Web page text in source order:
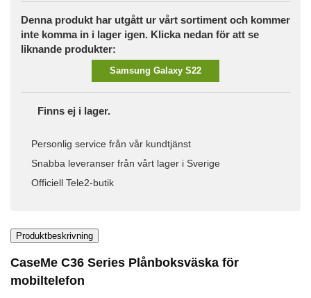
Denna produkt har utgått ur vårt sortiment och kommer
inte komma in i lager igen. Klicka nedan för att se
liknande produkter:
Samsung Galaxy S22
Finns ej i lager.
Personlig service från vår kundtjänst
Snabba leveranser från vårt lager i Sverige
Officiell Tele2-butik
Produktbeskrivning
CaseMe C36 Series Plånboksväska för
mobiltelefon